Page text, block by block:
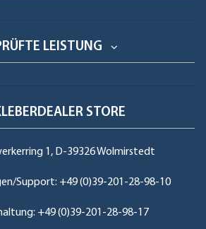
LEISTUNG
STORE
1, D-39326 Wolmirstedt
Support: +49 (0)39-201-28-98-10
+49 (0)39-201-28-98-17